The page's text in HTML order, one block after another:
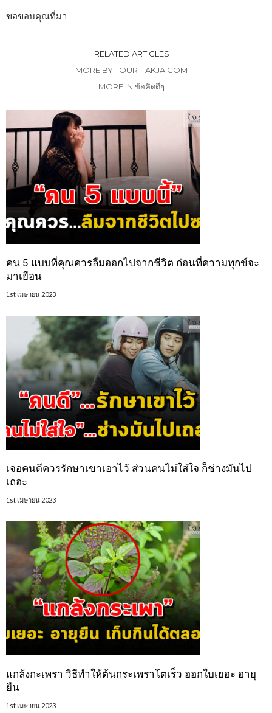
ขอขอบคุณที่มา
RELATED ARTICLES
MORE BY TOUR-TAKJA.COM
MORE IN ข้อคิดดีๆ
คน 5 แบบที่คุณควรลืมออกไปจากชีวิต ก่อนที่ความทุกข์จะ
มาเยือน
1st เมษายน 2023
เจอคนดีควรรักษาเขาเอาไว้ ส่วนคนไม่ใส่ใจ ก็ช่างมันไป
เถอะ
1st เมษายน 2023
แกล้งกะเพรา วิธีทำให้ต้นกระเพราโตเร็ว ออกใบเยอะ อายุ
ยืน
1st เมษายน 2023